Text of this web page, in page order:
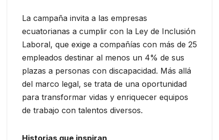
La campaña invita a las empresas
ecuatorianas a cumplir con la Ley de Inclusión
Laboral, que exige a compañías con más de 25
empleados destinar al menos un 4% de sus
plazas a personas con discapacidad. Más allá
del marco legal, se trata de una oportunidad
para transformar vidas y enriquecer equipos
de trabajo con talentos diversos.
Historias que inspiran